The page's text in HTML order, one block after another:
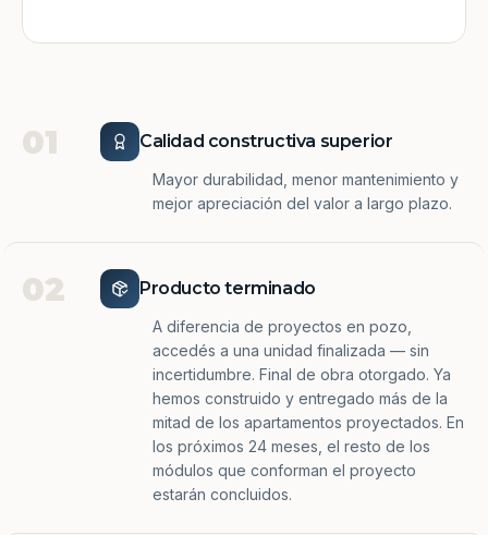
01 Calidad constructiva superior
Mayor durabilidad, menor mantenimiento y
mejor apreciación del valor a largo plazo.
02 Producto terminado
A diferencia de proyectos en pozo,
accedés a una unidad finalizada — sin
incertidumbre. Final de obra otorgado. Ya
hemos construido y entregado más de la
mitad de los apartamentos proyectados. En
los próximos 24 meses, el resto de los
módulos que conforman el proyecto
estarán concluidos.